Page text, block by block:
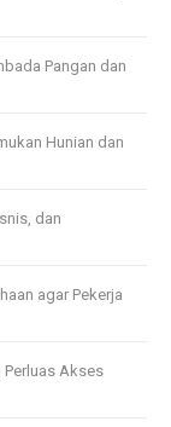
Pangan dan
Hunian dan
dan
agar Pekerja
Perluas Akses